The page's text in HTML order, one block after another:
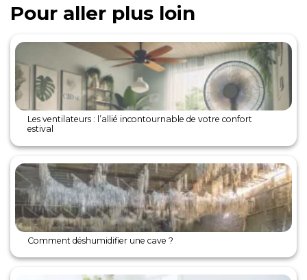
Pour aller plus loin
Les ventilateurs : l’allié incontournable de votre confort
estival
Comment déshumidifier une cave ?